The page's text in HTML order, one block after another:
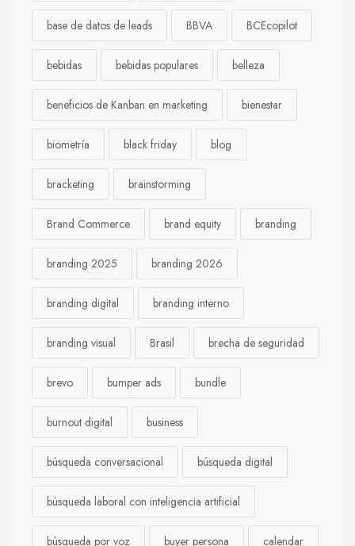
base de datos de leads BBVA BCEcopilot
bebidas bebidas populares belleza
beneficios de Kanban en marketing bienestar
biometría black friday blog
bracketing brainstorming
Brand Commerce brand equity branding
branding 2025 branding 2026
branding digital branding interno
branding visual Brasil brecha de seguridad
brevo bumper ads bundle
burnout digital business
búsqueda conversacional búsqueda digital
búsqueda laboral con inteligencia artificial
búsqueda por voz buyer persona calendar